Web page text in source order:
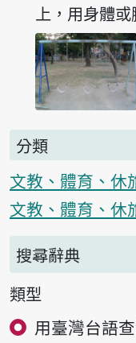
上，用身體
分類
文教、體育、
文教、體育、
搜尋辭典
類型
用臺灣台語